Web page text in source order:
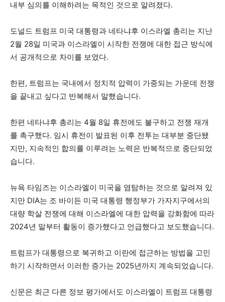
내부 심의를 이해하려는 목적인 것으로 알려졌다.
도널드 트럼프 미국 대통령과 네타냐후 이스라엘 총리는 지난
2월 28일 미국과 이스라엘이 시작한 전쟁에 대한 접근 방식에
서 공개적으로 차이를 보였다.
한편, 트럼프는 국내에서 정치적 압력이 가중되는 가운데 전쟁
을 끝내고 싶다고 반복해서 말했습니다.
한편 네타냐후 총리는 4월 8일 휴전에도 불구하고 전쟁 재개
를 촉구했다. 임시 휴전이 발표된 이후 전투는 대부분 중단됐
지만, 지속적인 합의를 이루려는 노력은 반복적으로 중단되었
습니다.
뉴욕 타임즈는 이스라엘이 미국을 염탐하는 것으로 알려져 있
지만 DIA는 조 바이든 미국 대통령 행정부가 가자지구에서의
대량 학살 전쟁에 대해 이스라엘에 대한 압력을 강화함에 따라
2024년 말부터 활동이 증가했다고 언급했다고 보도했습니다.
트럼프가 대통령으로 복귀하고 이란에 접근하는 방법을 고민
하기 시작하면서 이러한 증가는 2025년까지 계속되었습니다.
신문은 최근 다른 정보 평가에서도 이스라엘이 트럼프 대통령